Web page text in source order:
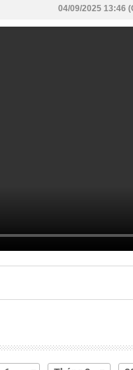
04/09/2025 13:46